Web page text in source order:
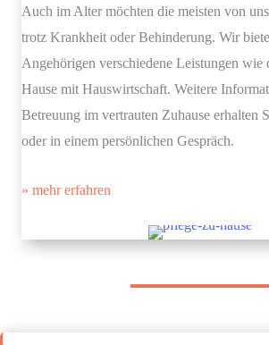
Auch im Alter möchten die meisten von
trotz Krankheit oder Behinderung. Wir
Angehörigen verschiedene Leistungen wie
Hause mit Hauswirtschaft. Weitere
Betreuung im vertrauten Zuhause erhalten
oder in einem persönlichen Gespräch.
» mehr erfahren